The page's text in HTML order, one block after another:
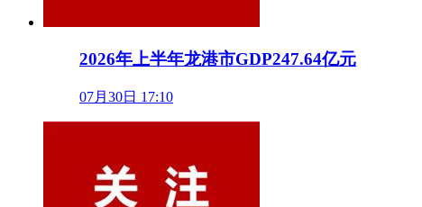
2026年上半年龙港市GDP247.64亿元
07月30日 17:10